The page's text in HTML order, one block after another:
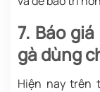
7. Báo
gà dùng
Hiện nay trên